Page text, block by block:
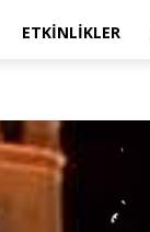
ETKINLIKLER